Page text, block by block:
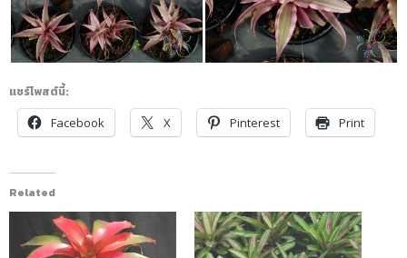
แชร์โพสต์นี้:
Facebook
X Pinterest Print
Related